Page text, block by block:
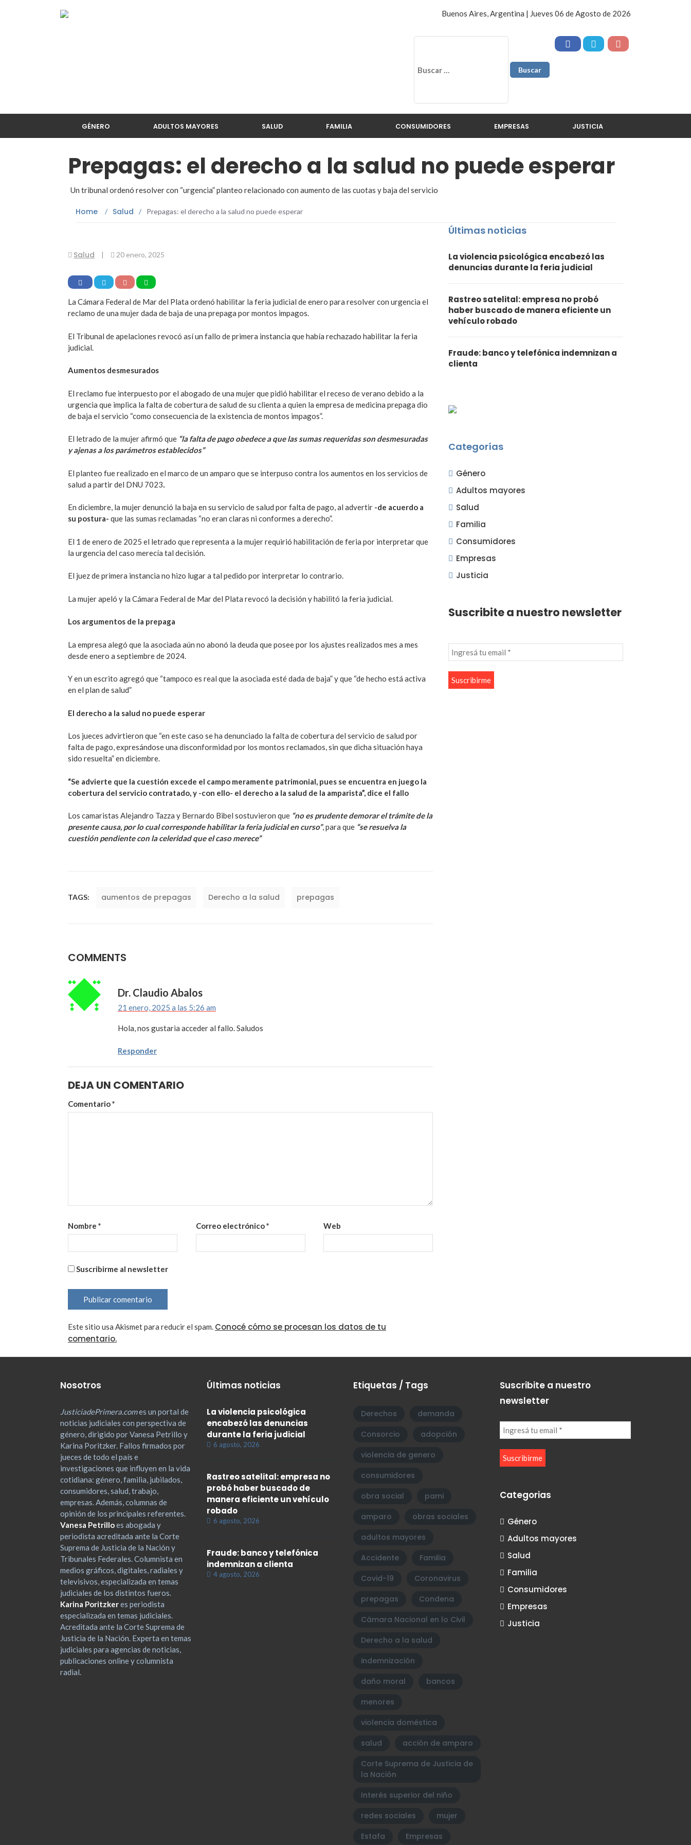
Buenos Aires, Argentina | Jueves 06 de Agosto de 2026
GÉNERO ADULTOS MAYORES SALUD FAMILIA CONSUMIDORES EMPRESAS JUSTICIA
Prepagas: el derecho a la salud no puede esperar
Un tribunal ordenó resolver con “urgencia” planteo relacionado con aumento de las cuotas y baja del servicio
Home / Salud / Prepagas: el derecho a la salud no puede esperar
Salud | 20 enero, 2025
La Cámara Federal de Mar del Plata ordenó habilitar la feria judicial de enero para resolver con urgencia el
reclamo de una mujer dada de baja de una prepaga por montos impagos.
El Tribunal de apelaciones revocó así un fallo de primera instancia que había rechazado habilitar la feria
judicial.
Aumentos desmesurados
El reclamo fue interpuesto por el abogado de una mujer que pidió habilitar el receso de verano debido a la
urgencia que implica la falta de cobertura de salud de su clienta a quien la empresa de medicina prepaga dio
de baja el servicio “como consecuencia de la existencia de montos impagos”.
El letrado de la mujer afirmó que “la falta de pago obedece a que las sumas requeridas son desmesuradas
y ajenas a los parámetros establecidos”
El planteo fue realizado en el marco de un amparo que se interpuso contra los aumentos en los servicios de
salud a partir del DNU 7023
En diciembre, la mujer denunció la baja en su servicio de salud por falta de pago, al advertir -de acuerdo a
su postura- que las sumas reclamadas “no eran claras ni conformes a derecho”.
El 1 de enero de 2025 el letrado que representa a la mujer requirió habilitación de feria por interpretar que
la urgencia del caso merecía tal decisión.
El juez de primera instancia no hizo lugar a tal pedido por interpretar lo contrario.
La mujer apeló y la Cámara Federal de Mar del Plata revocó la decisión y habilitó la feria judicial.
Los argumentos de la prepaga
La empresa alegó que la asociada aún no abonó la deuda que posee por los ajustes realizados mes a mes
desde enero a septiembre de 2024.
Y en un escrito agregó que “tampoco es real que la asociada esté dada de baja” y que “de hecho está activa
en el plan de salud”
El derecho a la salud no puede esperar
Los jueces advirtieron que “en este caso se ha denunciado la falta de cobertura del servicio de salud por
falta de pago, expresándose una disconformidad por los montos reclamados, sin que dicha situación haya
sido resuelta” en diciembre.
“Se advierte que la cuestión excede el campo meramente patrimonial, pues se encuentra en juego la
cobertura del servicio contratado, y -con ello- el derecho a la salud de la amparista”, dice el fallo
Los camaristas Alejandro Tazza y Bernardo Bibel sostuvieron que “no es prudente demorar el trámite de la
presente causa, por lo cual corresponde habilitar la feria judicial en curso”, para que “se resuelva la
cuestión pendiente con la celeridad que el caso merece”
TAGS: aumentos de prepagas Derecho a la salud prepagas
COMMENTS
Dr. Claudio Abalos
21 enero, 2025 a las 5:26 am
Hola, nos gustarìa acceder al fallo. Saludos
Responder
DEJA UN COMENTARIO
Comentario*
Nombre * Correo electrónico* Web
Suscribirme al newsletter
Este sitio usa Akismet para reducir el spam. Conocé cómo se procesan los datos de tu
comentario.
Últimas noticias
La violencia psicológica encabezó las
denuncias durante la feria judicial
Rastreo satelital: empresa no probó
haber buscado de manera eficiente un
vehículo robado
Fraude: banco y telefónica indemnizan a
clienta
Categorías
Género
Adultos mayores
Salud
Familia
Consumidores
Empresas
Justicia
Suscribite a nuestro newsletter
Nosotros
JusticiadePrimera.comes un portal de
noticias judiciales con perspectiva de
género, dirigido por Vanesa Petrillo y
Karina Poritzker. Fallos firmados por
jueces de todo el país e
investigaciones que influyen en la vida
cotidiana: género, familia, jubilados,
consumidores, salud, trabajo,
empresas. Además, columnas de
opinión de los principales referentes.
Vanesa Petrilloes abogada y
periodista acreditada ante la Corte
Suprema de Justicia de la Nación y
Tribunales Federales. Columnista en
medios gráficos, digitales, radiales y
televisivos, especializada en temas
judiciales de los distintos fueros.
Karina Poritzkeres periodista
especializada en temas judiciales.
Acreditada ante la Corte Suprema de
Justicia de la Nación. Experta en temas
judiciales para agencias de noticias,
publicaciones online y columnista
radial.
Últimas noticias
La violencia psicológica
encabezó las denuncias
durante la feria judicial
6 agosto, 2026
Rastreo satelital: empresa no
probó haber buscado de
manera eficiente un vehículo
robado
6 agosto, 2026
Fraude: banco y telefónica
indemnizan a clienta
4 agosto, 2026
Etiquetas / Tags
Derechos
demanda
Consorcio
adopción
violencia de genero
consumidores
obra social
pami
amparo
obras sociales
adultos mayores
Accidente
Familia
Covid-19
Coronavirus
prepagas
Condena
Cámara Nacional en lo Civil
Derecho a la salud
indemnización
daño moral
bancos
menores
violencia doméstica
salud
acción de amparo
Corte Suprema de Justicia de
la Nación
Interés superior del niño
redes sociales
mujer
Estafa
Empresas
Suscribite a nuestro
newsletter
Categorias
Género
Adultos mayores
Salud
Familia
Consumidores
Empresas
Justicia